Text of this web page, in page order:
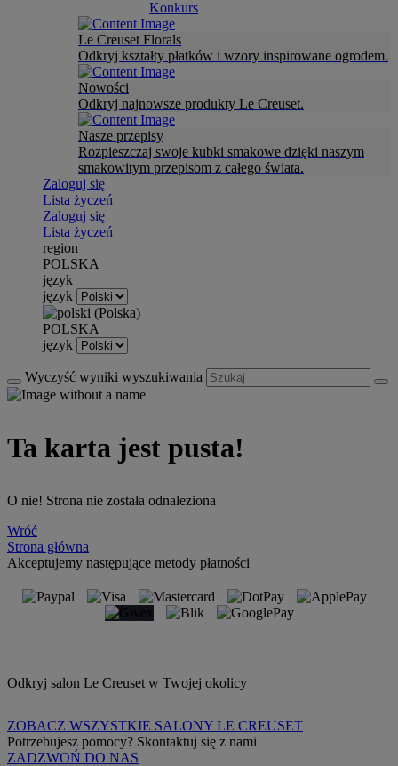
Konkurs
Le Creuset Florals
Odkryj kształty płatków i wzory inspirowane ogrodem.
Nowości
Odkryj najnowsze produkty Le Creuset.
Nasze przepisy
Rozpieszczaj swoje kubki smakowe dzięki naszym
smakowitym przepisom z całego świata.
Zaloguj się
Lista życzeń
Zaloguj się
Lista życzeń
region
POLSKA
język
język
POLSKA
język
Wyczyść wyniki wyszukiwania
Ta karta jest pusta!
O nie! Strona nie została odnaleziona
Wróć
Strona główna
Akceptujemy następujące metody płatności
Odkryj salon Le Creuset w Twojej okolicy
ZOBACZ WSZYSTKIE SALONY LE CREUSET
Potrzebujesz pomocy? Skontaktuj się z nami
ZADZWOŃ DO NAS